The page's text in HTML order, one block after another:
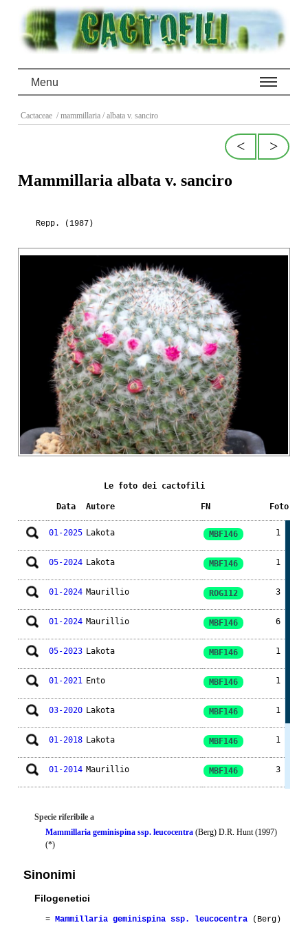
Menu
Cactaceae / mammillaria / albata v. sanciro
>
<
Mammillaria albata v. sanciro
Repp. (1987)
Le foto dei cactofili
Data Autore FN Foto
01-2025 Lakota MBF146 1
05-2024 Lakota MBF146 1
01-2024 Maurillio ROG112 3
01-2024 Maurillio MBF146 6
05-2023 Lakota MBF146 1
01-2021 Ento MBF146 1
03-2020 Lakota MBF146 1
01-2018 Lakota MBF146 1
01-2014 Maurillio MBF146 3
01-2010 Tatella2000 1
Specie riferibile a
Mammillaria geminispina ssp. leucocentra (Berg) D.R. Hunt (1997)
(*)
Sinonimi
Filogenetici
= Mammillaria geminispina ssp. leucocentra (Berg)